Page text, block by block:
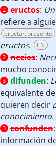
2 eructos:
refiere a
eructar, presente
eructos. EN
2 necios:
mucho
3 difunden:
equivalente de
quieren decir
conocimiento.
3 confunden:
información